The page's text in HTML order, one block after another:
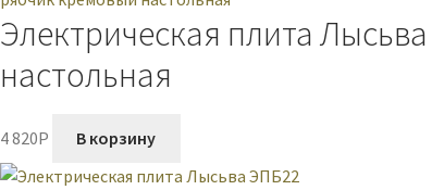
Электрическая плита
настольная
4 820P В корзину